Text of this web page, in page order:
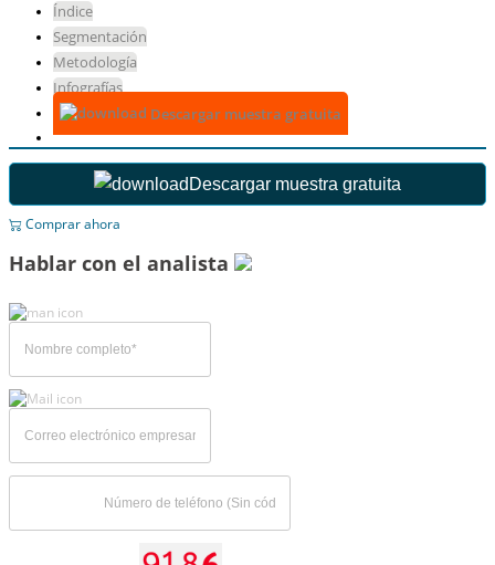
Índice
Segmentación
Metodología
Infografías
Descargar muestra gratuita
Descargar muestra gratuita
Comprar ahora
Hablar con el analista